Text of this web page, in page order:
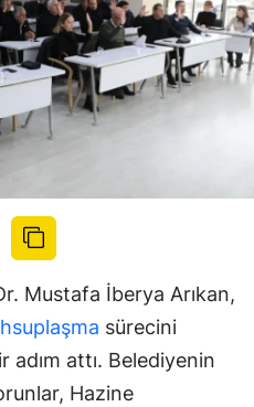
Mustafa İberya Arıkan,
sürecini
adım attı. Belediyenin
Hazine